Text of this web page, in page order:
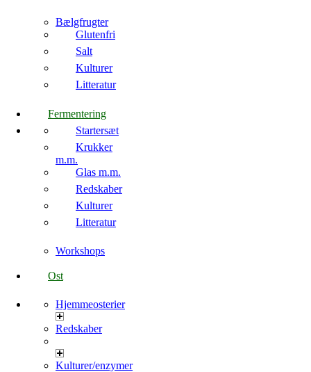
Bælgfrugter
Glutenfri
Salt
Kulturer
Litteratur
Fermentering
Startersæt
Krukker
m.m.
Glas m.m.
Redskaber
Kulturer
Litteratur
Workshops
Ost
Hjemmeosterier
Redskaber
Kulturer/enzymer